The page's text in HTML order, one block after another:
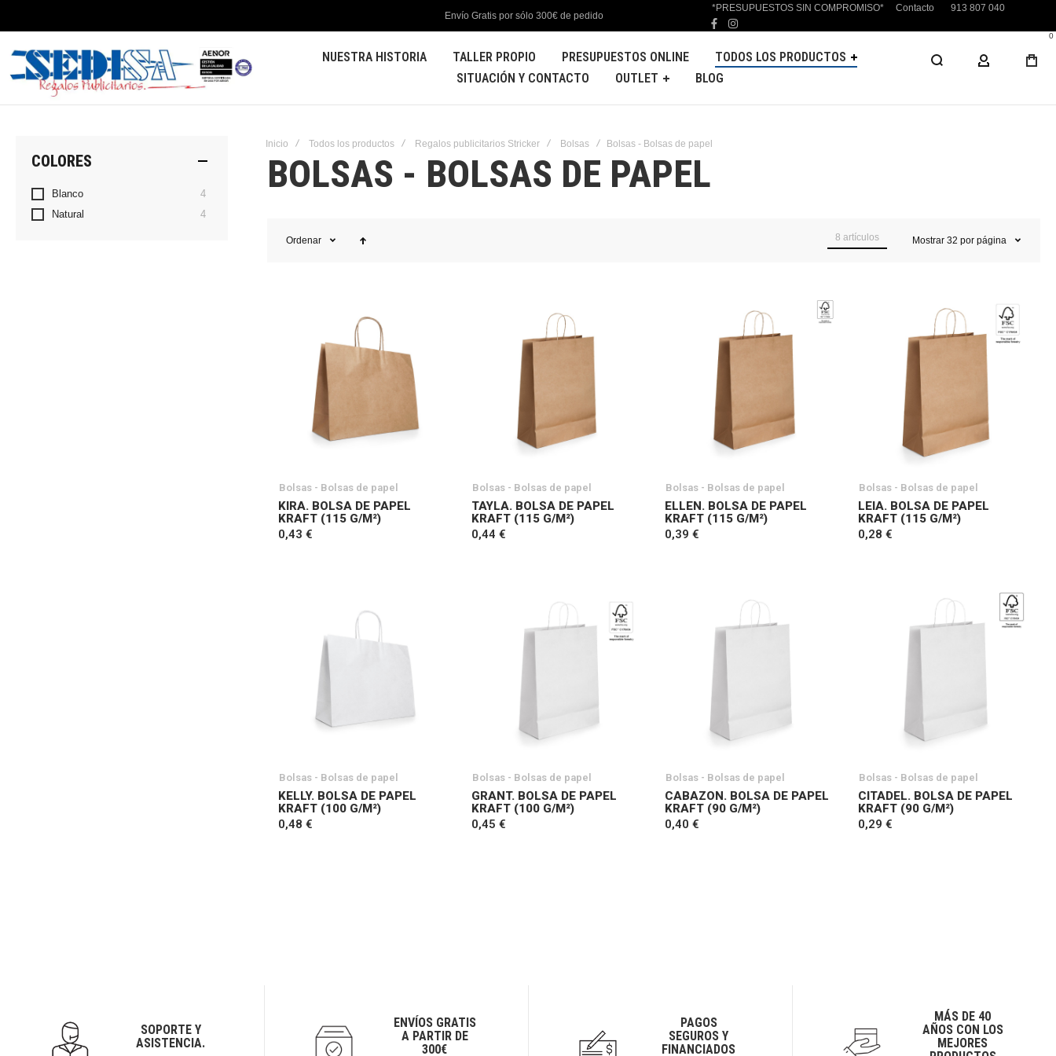
Envío Gratis por sólo 300€ de pedido
*PRESUPUESTOS SIN COMPROMISO* Contacto 913 807 040
facebook
instagram
NUESTRA HISTORIA TALLER PROPIO PRESUPUESTOS ONLINE
TODOS LOS PRODUCTOS
SITUACIÓN Y CONTACTO
OUTLET BLOG
MI CUENTA
0
Inicio Todos los productos Regalos publicitarios Stricker Bolsas Bolsas - Bolsas de papel
BOLSAS - BOLSAS DE PAPEL
Ordenar 8 artículos Mostrar 32 por página
Bolsas - Bolsas de papel
KIRA. BOLSA DE PAPEL
KRAFT (115 G/M²)
0,43 €
Bolsas - Bolsas de papel
TAYLA. BOLSA DE PAPEL
KRAFT (115 G/M²)
0,44 €
Bolsas - Bolsas de papel
ELLEN. BOLSA DE PAPEL
KRAFT (115 G/M²)
0,39 €
Bolsas - Bolsas de papel
LEIA. BOLSA DE PAPEL
KRAFT (115 G/M²)
0,28 €
Bolsas - Bolsas de papel
KELLY. BOLSA DE PAPEL
KRAFT (100 G/M²)
0,48 €
Bolsas - Bolsas de papel
GRANT. BOLSA DE PAPEL
KRAFT (100 G/M²)
0,45 €
Bolsas - Bolsas de papel
CABAZON. BOLSA DE PAPEL
KRAFT (90 G/M²)
0,40 €
Bolsas - Bolsas de papel
CITADEL. BOLSA DE PAPEL
KRAFT (90 G/M²)
0,29 €
COLORES
Blanco 4artículos
Natural
4artículos
SOPORTE Y
ASISTENCIA.
ENVÍOS GRATIS
A PARTIR DE
300€
PAGOS
SEGUROS Y
FINANCIADOS
MÁS DE 40
AÑOS CON LOS
MEJORES